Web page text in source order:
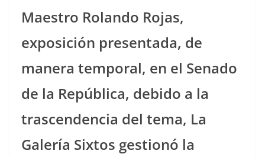
Maestro Rolando Rojas,
exposición presentada, de
manera temporal, en el Senado
de la República, debido a la
trascendencia del tema, La
Galería Sixtos gestionó la